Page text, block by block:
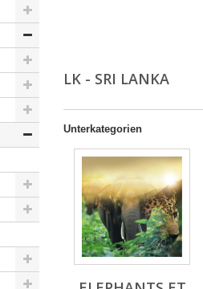
LK - SRI LANKA
Unterkategorien